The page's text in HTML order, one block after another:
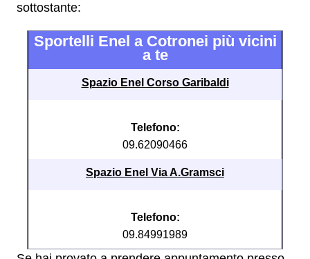
sottostante:
Sportelli Enel a Cotronei più vicini
a te
Spazio Enel Corso Garibaldi
Telefono:
09.62090466
Spazio Enel Via A.Gramsci
Telefono:
09.84991989